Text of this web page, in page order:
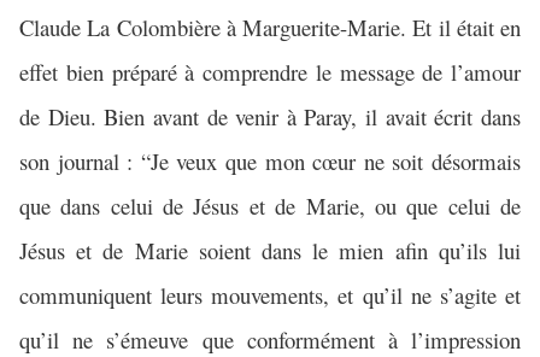
Claude La Colombière à Marguerite-Marie. Et il était en
effet bien préparé à comprendre le message de l’amour
de Dieu. Bien avant de venir à Paray, il avait écrit dans
son journal : “Je veux que mon cœur ne soit désormais
que dans celui de Jésus et de Marie, ou que celui de
Jésus et de Marie soient dans le mien afin qu’ils lui
communiquent leurs mouvements, et qu’il ne s’agite et
qu’il ne s’émeuve que conformément à l’impression